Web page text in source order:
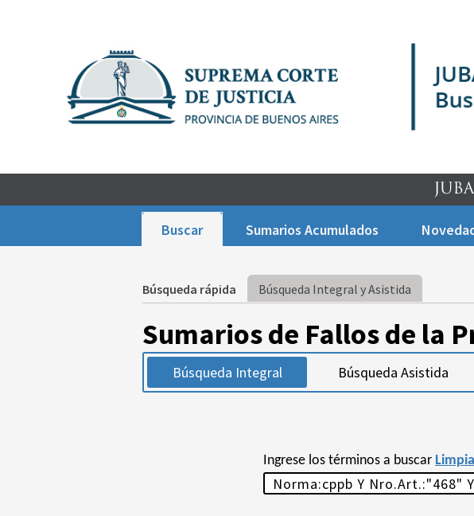
Buscar Sumarios Acumulados
Búsqueda rápida Búsqueda Integral y Asistida
Sumarios de Fallos de la
Búsqueda Integral Búsqueda Asistida
Ingrese los términos a buscar